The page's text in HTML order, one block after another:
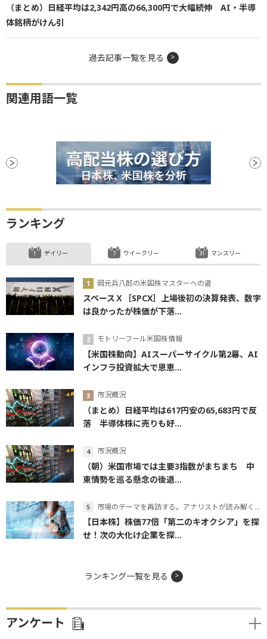
（まとめ）日経平均は2,342円高の66,300円で大幅続伸 AI・半導
体銘柄がけん引
過去記事一覧を見る
関連用語一覧
ランキング
デイリー
岡元兵八郎の米国株マスターへの道
スペースＸ［SPCX］上場後初の決算発表、数字
は良かったが株価が下落...
モトリーフール米国株情報
【米国株動向】AIスーパーサイクル第2幕、AI
インフラ投資拡大で恩恵...
市況概況
（まとめ）日経平均は617円安の65,683円で反
落 半導体株に売りも好...
市況概況
（朝）米国市場では主要3指数がまちまち 中
東情勢を巡る懸念の後退...
市場のテーマを再訪する。アナリストが読み解くテーマの本質
【日本株】株価77倍「第二のキオクシア」を探
せ！次の大化け企業を探...
ウイークリー マンスリー
ランキング一覧を見る
アンケート